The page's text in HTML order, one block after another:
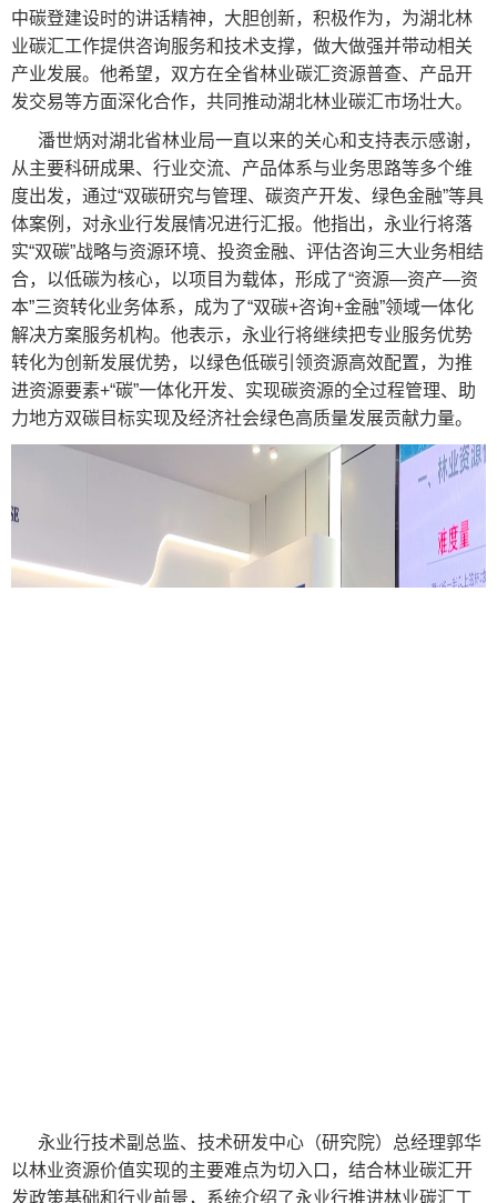
中碳登建设时的讲话精神，大胆创新，积极作为，为湖北林
业碳汇工作提供咨询服务和技术支撑，做大做强并带动相关
产业发展。他希望，双方在全省林业碳汇资源普查、产品开
发交易等方面深化合作，共同推动湖北林业碳汇市场壮大。
潘世炳对湖北省林业局一直以来的关心和支持表示感谢，
从主要科研成果、行业交流、产品体系与业务思路等多个维
度出发，通过“双碳研究与管理、碳资产开发、绿色金融”等具
体案例，对永业行发展情况进行汇报。他指出，永业行将落
实“双碳”战略与资源环境、投资金融、评估咨询三大业务相结
合，以低碳为核心，以项目为载体，形成了“资源—资产—资
本”三资转化业务体系，成为了“双碳+咨询+金融”领域一体化
解决方案服务机构。他表示，永业行将继续把专业服务优势
转化为创新发展优势，以绿色低碳引领资源高效配置，为推
进资源要素+“碳”一体化开发、实现碳资源的全过程管理、助
力地方双碳目标实现及经济社会绿色高质量发展贡献力量。
永业行技术副总监、技术研发中心（研究院）总经理郭华
以林业资源价值实现的主要难点为切入口，结合林业碳汇开
发政策基础和行业前景，系统介绍了永业行推进林业碳汇工